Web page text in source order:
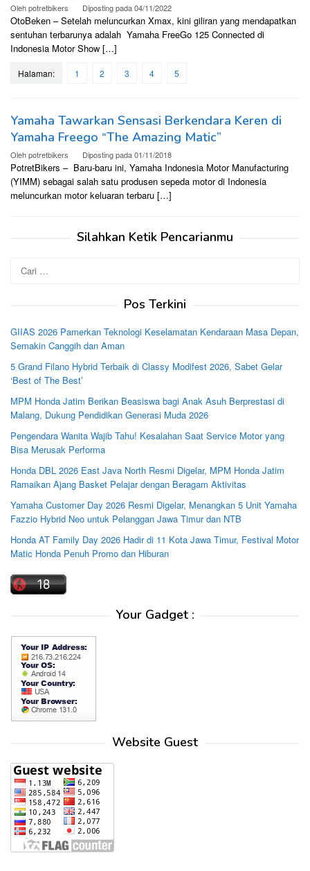
Olehpotretbikers Diposting pada04/11/2022
OtoBeken – Setelah meluncurkan Xmax, kini giliran yang mendapatkan
sentuhan terbarunya adalah Yamaha FreeGo 125 Connected di
Indonesia Motor Show […]
Halaman: 1 2 3 4 5
Yamaha Tawarkan Sensasi Berkendara Keren di
Yamaha Freego “The Amazing Matic”
Olehpotretbikers Diposting pada01/11/2018
PotretBikers – Baru-baru ini, Yamaha Indonesia Motor Manufacturing
(YIMM) sebagai salah satu produsen sepeda motor di Indonesia
meluncurkan motor keluaran terbaru […]
Silahkan Ketik Pencarianmu
untuk:
Pos Terkini
GIIAS 2026 Pamerkan Teknologi Keselamatan Kendaraan Masa Depan,
Semakin Canggih dan Aman
5 Grand Filano Hybrid Terbaik di Classy Modifest 2026, Sabet Gelar
‘Best of The Best’
MPM Honda Jatim Berikan Beasiswa bagi Anak Asuh Berprestasi di
Malang, Dukung Pendidikan Generasi Muda 2026
Pengendara Wanita Wajib Tahu! Kesalahan Saat Service Motor yang
Bisa Merusak Performa
Honda DBL 2026 East Java North Resmi Digelar, MPM Honda Jatim
Ramaikan Ajang Basket Pelajar dengan Beragam Aktivitas
Yamaha Customer Day 2026 Resmi Digelar, Menangkan 5 Unit Yamaha
Fazzio Hybrid Neo untuk Pelanggan Jawa Timur dan NTB
Honda AT Family Day 2026 Hadir di 11 Kota Jawa Timur, Festival Motor
Matic Honda Penuh Promo dan Hiburan
Your Gadget :
Website Guest